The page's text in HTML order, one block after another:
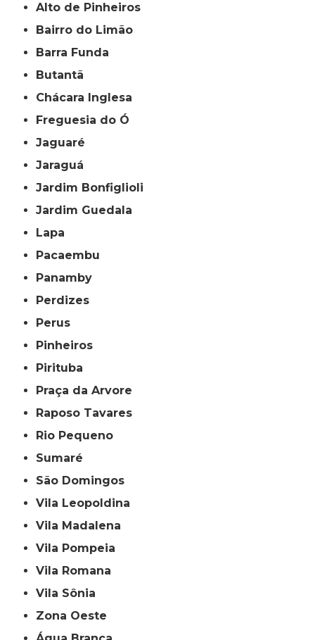
Alto de Pinheiros
Bairro do Limão
Barra Funda
Butantã
Chácara Inglesa
Freguesia do Ó
Jaguaré
Jaraguá
Jardim Bonfiglioli
Jardim Guedala
Lapa
Pacaembu
Panamby
Perdizes
Perus
Pinheiros
Pirituba
Praça da Arvore
Raposo Tavares
Rio Pequeno
Sumaré
São Domingos
Vila Leopoldina
Vila Madalena
Vila Pompeia
Vila Romana
Vila Sônia
Zona Oeste